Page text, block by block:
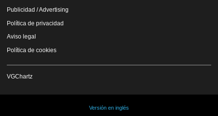
Publicidad / Advertising
Política de privacidad
Aviso legal
Política de cookies
VGChartz
Versión en inglés